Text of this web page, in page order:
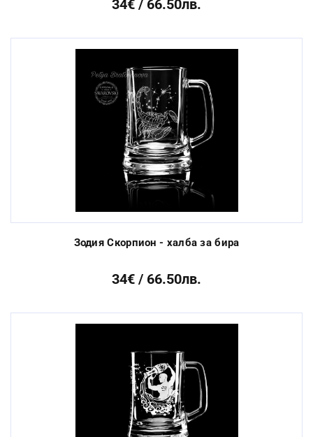
34€ / 66.50лв.
Зодия Скорпион - халба за бира
34€ / 66.50лв.